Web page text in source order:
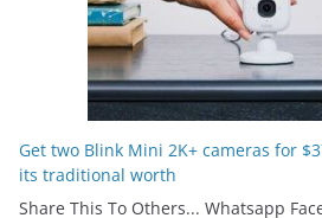
Get two Blink Mini 2K+ cameras for
its traditional worth
Share This To Others... Whatsapp